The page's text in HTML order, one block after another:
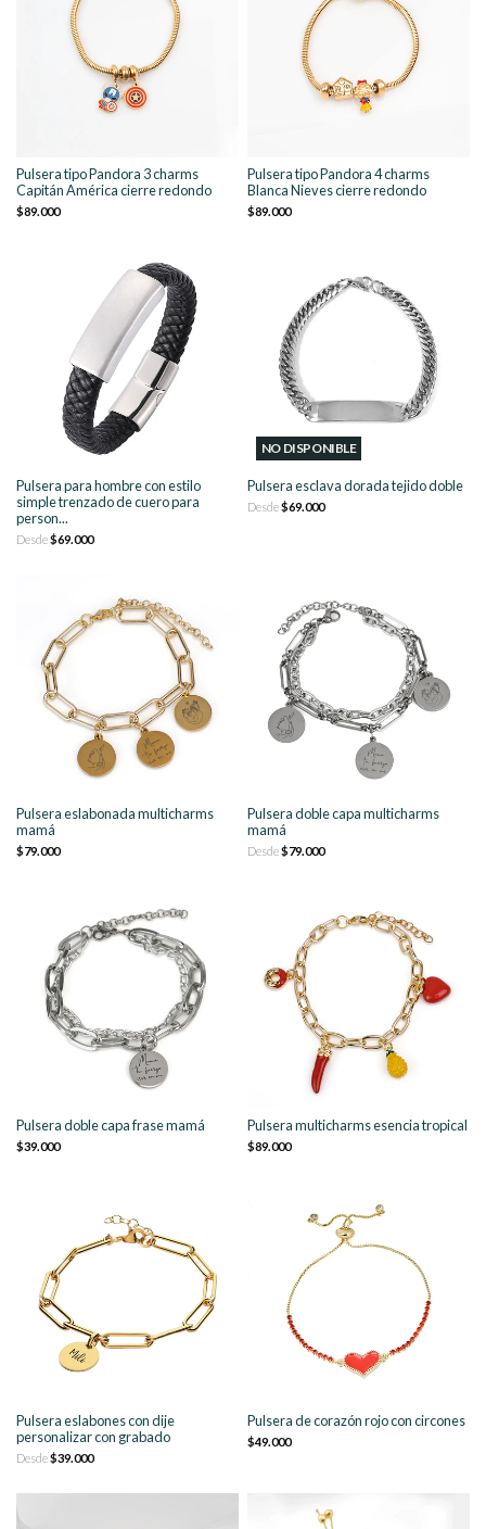
Pulsera tipo Pandora 3 charms
Capitán América cierre redondo
$89.000
Pulsera tipo Pandora 4 charms
Blanca Nieves cierre redondo
$89.000
Pulsera para hombre con estilo
simple trenzado de cuero para
person...
Desde$69.000
NO DISPONIBLE
Pulsera esclava dorada tejido doble
Desde$69.000
Pulsera eslabonada multicharms
mamá
$79.000
Pulsera doble capa multicharms
mamá
Desde$79.000
Pulsera doble capa frase mamá
$39.000
Pulsera multicharms esencia tropical
$89.000
Pulsera eslabones con dije
personalizar con grabado
Desde$39.000
Pulsera de corazón rojo con circones
$49.000